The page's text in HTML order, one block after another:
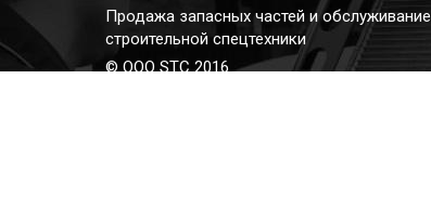
Продажа запасных частей и обслуживание
строительной спецтехники
© ООО STC 2016